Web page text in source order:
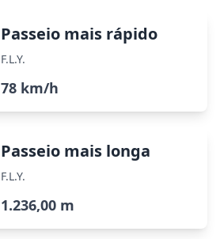
Passeio mais rápido
F.L.Y.
78 km/h
Passeio mais longa
F.L.Y.
1.236,00 m